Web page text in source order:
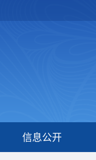
信息公开